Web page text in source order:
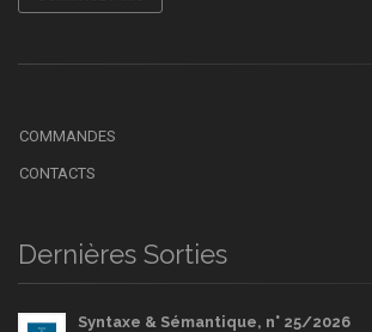
COMMANDES
CONTACTS
Dernières Sorties
Syntaxe & Sémantique, n° 25/2026